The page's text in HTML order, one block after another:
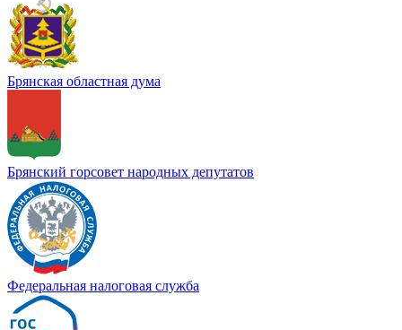
Брянская областная дума
Брянский горсовет народных депутатов
Федеральная налоговая служба